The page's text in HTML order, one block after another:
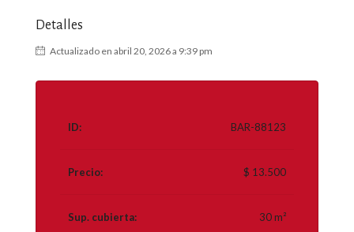
Detalles
Actualizado en abril 20, 2026 a 9:39 pm
ID: BAR-88123
Precio: $ 13.500
Sup. cubierta: 30 m²